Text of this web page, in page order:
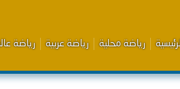
رياضة محلية رياضة عربية رياضة